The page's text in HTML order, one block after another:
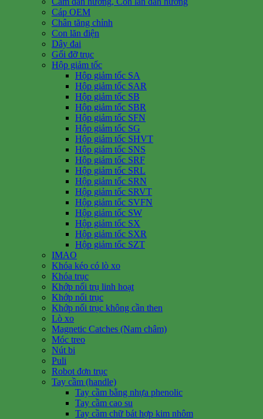
Cáp OEM
Chân tăng chỉnh
Con lăn điện
Dây đai
Gối đỡ trục
Hộp giảm tốc
Hộp giảm tốc SA
Hộp giảm tốc SAR
Hộp giảm tốc SB
Hộp giảm tốc SBR
Hộp giảm tốc SFN
Hộp giảm tốc SG
Hộp giảm tốc SHVT
Hộp giảm tốc SNS
Hộp giảm tốc SRF
Hộp giảm tốc SRL
Hộp giảm tốc SRN
Hộp giảm tốc SRVT
Hộp giảm tốc SVFN
Hộp giảm tốc SW
Hộp giảm tốc SX
Hộp giảm tốc SXR
Hộp giảm tốc SZT
IMAO
Khóa kéo có lò xo
Khóa trục
Khớp nối trụ linh hoạt
Khớp nối trục
Khớp nối trục không cần then
Lò xo
Magnetic Catches (Nam châm)
Móc treo
Nút bi
Puli
Robot đơn trục
Tay cầm (handle)
Tay cầm bằng nhựa phenolic
Tay cầm cao su
Tay cầm chữ bát hợp kim nhôm